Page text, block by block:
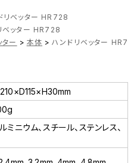
リベッター HR728
ベッター HR728
ター > 本体 > ハンドリベッター
ミニウム、スチール、ステンレス、